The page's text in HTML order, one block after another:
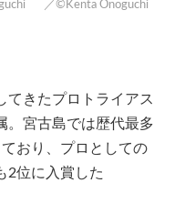
／©Kenta Onoguchi
てきたプロトライアス
。宮古島では歴代最多
おり、プロとしての
2位に入賞した